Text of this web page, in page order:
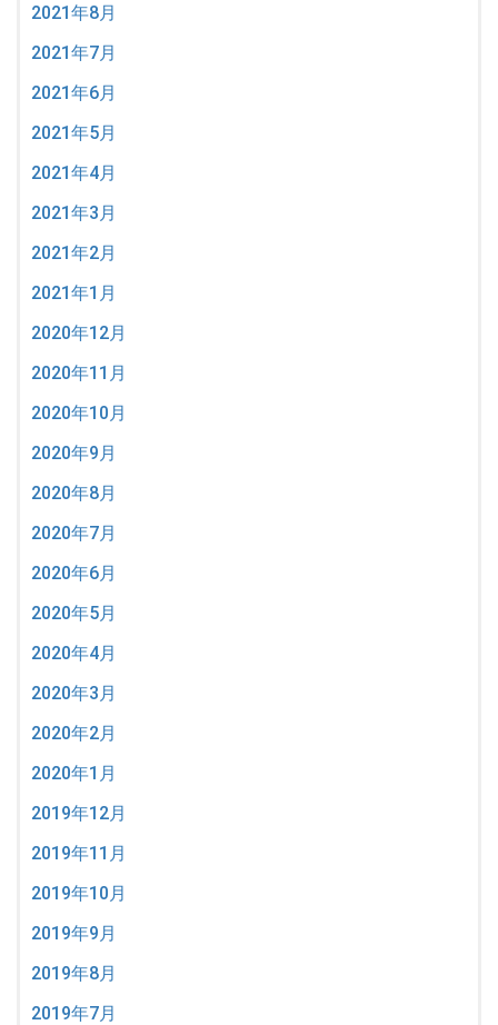
2021年8月
2021年7月
2021年6月
2021年5月
2021年4月
2021年3月
2021年2月
2021年1月
2020年12月
2020年11月
2020年10月
2020年9月
2020年8月
2020年7月
2020年6月
2020年5月
2020年4月
2020年3月
2020年2月
2020年1月
2019年12月
2019年11月
2019年10月
2019年9月
2019年8月
2019年7月